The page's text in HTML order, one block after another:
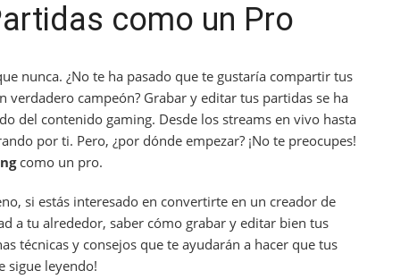
como un Pro
nunca. ¿No te ha pasado que te gustaría compartir tus
campeón? Grabar y editar tus partidas se ha
del contenido gaming. Desde los streams en vivo hasta
por ti. Pero, ¿por dónde empezar? ¡No te preocupes!
como un pro.
si estás interesado en convertirte en un creador de
a tu alrededor, saber cómo grabar y editar bien tus
técnicas y consejos que te ayudarán a hacer que tus
sigue leyendo!